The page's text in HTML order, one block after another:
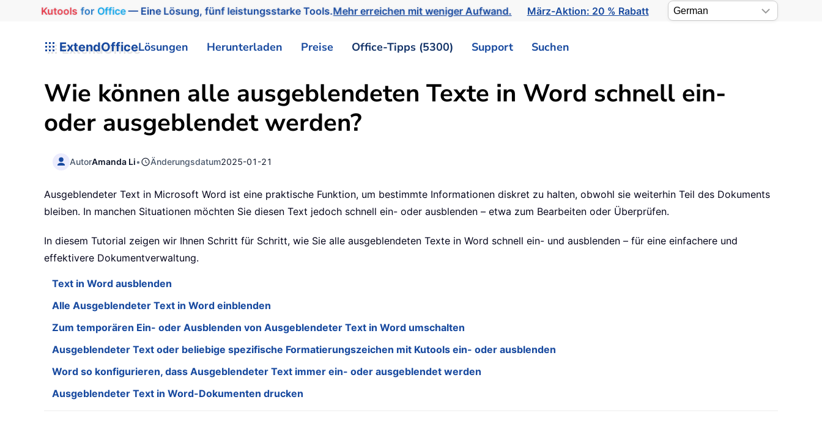
Kutools for Office— Eine Lösung, fünf leistungsstarke Tools.Mehr erreichen mit weniger Aufwand. März-Aktion: 20 % Rabatt
ExtendOfficeLösungen Herunterladen Preise Office-Tipps (5300) Support Suchen
Wie können alle ausgeblendeten Texte in Word schnell ein-
oder ausgeblendet werden?
AutorAmanda Li• Änderungsdatum2025-01-21
Ausgeblendeter Text in Microsoft Word ist eine praktische Funktion, um bestimmte Informationen diskret zu halten, obwohl sie weiterhin Teil des Dokuments
bleiben. In manchen Situationen möchten Sie diesen Text jedoch schnell ein- oder ausblenden – etwa zum Bearbeiten oder Überprüfen.
In diesem Tutorial zeigen wir Ihnen Schritt für Schritt, wie Sie alle ausgeblendeten Texte in Word schnell ein- und ausblenden – für eine einfachere und
effektivere Dokumentverwaltung.
Text in Word ausblenden
Alle Ausgeblendeter Text in Word einblenden
Zum temporären Ein- oder Ausblenden von Ausgeblendeter Text in Word umschalten
Ausgeblendeter Text oder beliebige spezifische Formatierungszeichen mit Kutools ein- oder ausblenden
Word so konfigurieren, dass Ausgeblendeter Text immer ein- oder ausgeblendet werden
Ausgeblendeter Text in Word-Dokumenten drucken